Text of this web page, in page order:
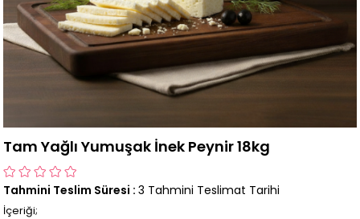
Tam Yağlı Yumuşak İnek Peynir 18kg
Tahmini Teslim Süresi : 3 Tahmini Teslimat Tarihi
İçeriği;